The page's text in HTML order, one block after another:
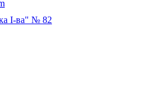
I-ва" № 82